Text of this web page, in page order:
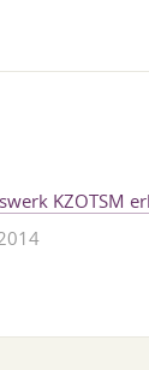
KZOTSM